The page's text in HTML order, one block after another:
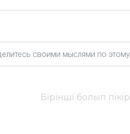
Бірінші болып